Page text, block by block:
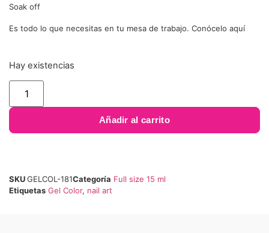
Soak off
Es todo lo que necesitas en tu mesa de trabajo. Conócelo aquí
Hay existencias
Añadir al carrito
SKUGELCOL-181Categoría Full size 15 ml
Etiquetas Gel Color, nail art